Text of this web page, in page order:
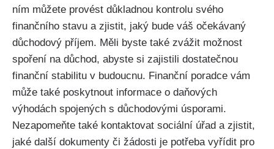
ním můžete provést důkladnou kontrolu svého
finančního stavu a zjistit, jaký bude váš očekávaný
důchodový příjem. Měli byste také zvážit možnost
spoření na důchod, abyste si zajistili dostatečnou
finanční stabilitu v budoucnu. Finanční poradce vám
může také poskytnout informace o daňových
výhodách spojených s důchodovými úsporami.
Nezapomeňte také kontaktovat sociální úřad a zjistit,
jaké další dokumenty či žádosti je potřeba vyřídit pro